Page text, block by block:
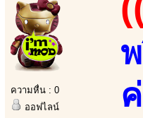
ความหื่น : 0
ออฟไลน์